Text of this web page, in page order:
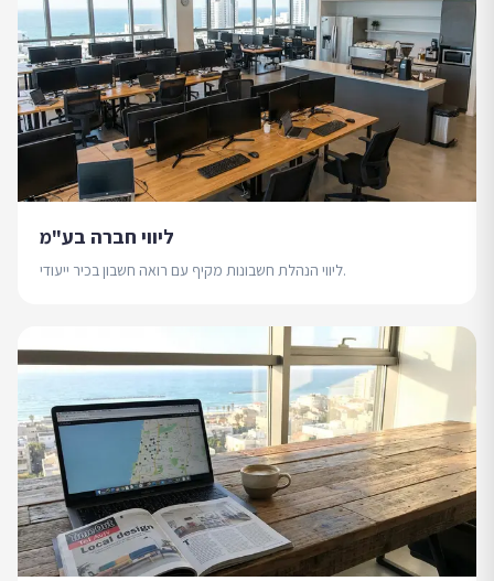
ליווי חברה בע"מ
ליווי הנהלת חשבונות מקיף עם רואה חשבון בכיר ייעודי.